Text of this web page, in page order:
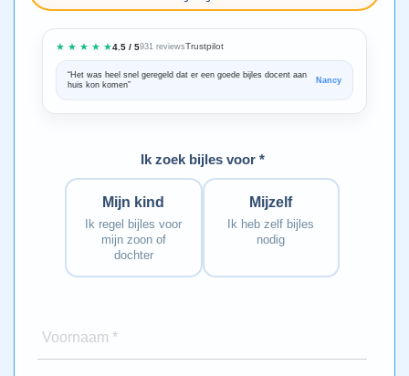
★ ★ ★ ★ ★4.5 / 5931 reviewsTrustpilot
“Het was heel snel geregeld dat er een goede bijles docent aan
huis kon komen”
Nancy
Ik zoek bijles voor *
Mijn kind
Ik regel bijles voor
mijn zoon of
dochter
Mijzelf
Ik heb zelf bijles
nodig
Voornaam *